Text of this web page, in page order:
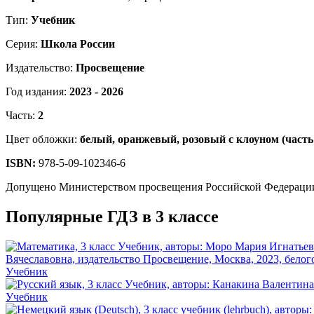
Тип: Учебник
Серия: Школа России
Издательство: Просвещение
Год издания: 2023 - 2026
Часть: 2
Цвет обложки: белый, оранжевый, розовый с клоуном
ISBN: 978-5-09-102346-6
Допущено Министерством просвещения Российской
Популярные ГДЗ в 3 классе
Учебник
Учебник